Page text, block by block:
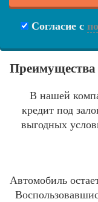
Согласие с
Преимущества
В нашей
кредит под
выгодных
Автомобиль